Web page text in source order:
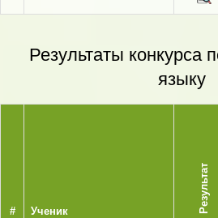
Результаты конкурса
языку
# Ученик Результат